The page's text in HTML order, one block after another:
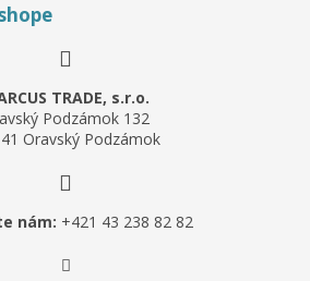
TRADE, s.r.o.
Podzámok 132
Oravský Podzámok
nám: +421 43 238 82 82